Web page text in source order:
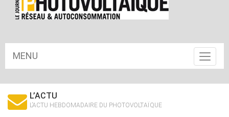
MENU
Toggle
L’ACTU
L’ACTU HEBDOMADAIRE DU PHOTOVOLTAÏQUE